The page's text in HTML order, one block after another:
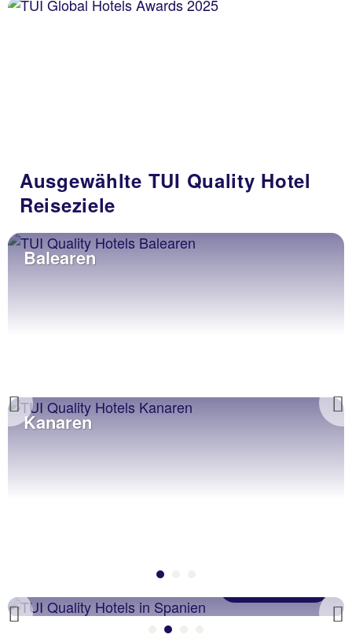
Ausgewählte TUI Quality Hotel
Reiseziele
Previous
Balearen
Kanaren
Previous
Spanien Festland